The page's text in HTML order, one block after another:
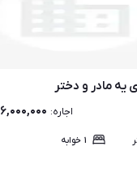
یه مادر و دختر
اجاره: ۶,۰۰۰,۰۰۰
۱ خوابه